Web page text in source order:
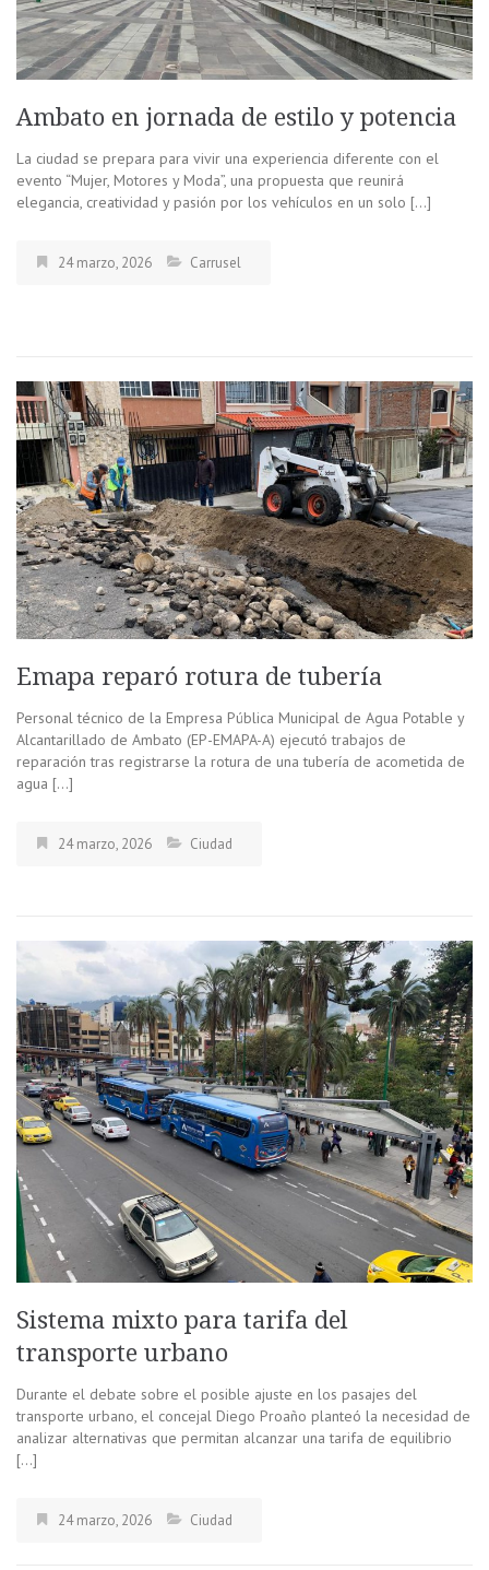
Ambato en jornada de estilo y potencia
La ciudad se prepara para vivir una experiencia diferente con el
evento “Mujer, Motores y Moda”, una propuesta que reunirá
elegancia, creatividad y pasión por los vehículos en un solo […]
24 marzo, 2026 Carrusel
Emapa reparó rotura de tubería
Personal técnico de la Empresa Pública Municipal de Agua Potable y
Alcantarillado de Ambato (EP-EMAPA-A) ejecutó trabajos de
reparación tras registrarse la rotura de una tubería de acometida de
agua […]
24 marzo, 2026 Ciudad
Sistema mixto para tarifa del
transporte urbano
Durante el debate sobre el posible ajuste en los pasajes del
transporte urbano, el concejal Diego Proaño planteó la necesidad de
analizar alternativas que permitan alcanzar una tarifa de equilibrio
[…]
24 marzo, 2026 Ciudad